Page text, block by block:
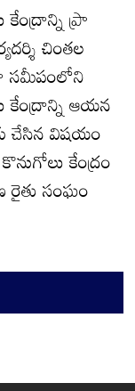
ప్రా
చింతల
సమీపంలోని
ఆయన
చేసిన విషయం
కేంద్రం
రైతు సంఘం